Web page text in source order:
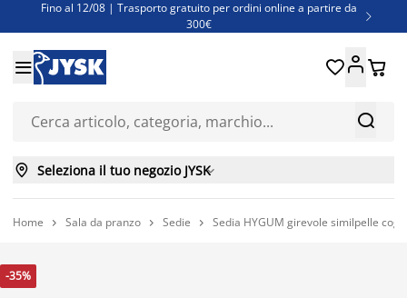
Fino al 12/08 | Trasporto gratuito per ordini online a partire da
300€

Super offerte d'estate | Oltre 1.500 articoli fino al 70%
Finanziamenti - Scegli il piano di rimborso più adatto a te


 
 Seleziona il tuo negozio JYSK
Home  Sala da pranzo  Sedie  Sedia HYGUM girevole similpelle
-35%